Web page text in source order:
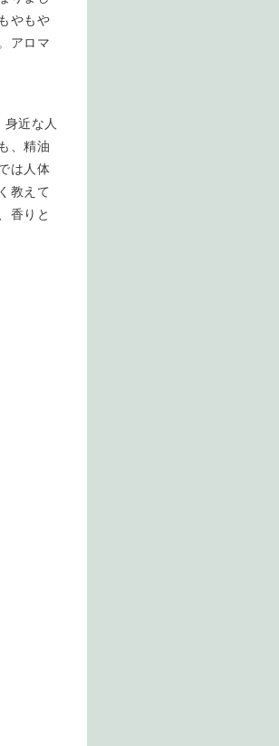
やもや
アロマ
近な人
、精油
は人体
教えて
香りと